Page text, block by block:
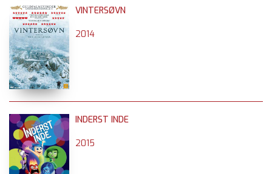
VINTERSØVN
2014
INDERST INDE
2015